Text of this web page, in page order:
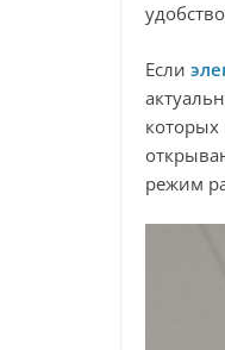
Если
которых
режим